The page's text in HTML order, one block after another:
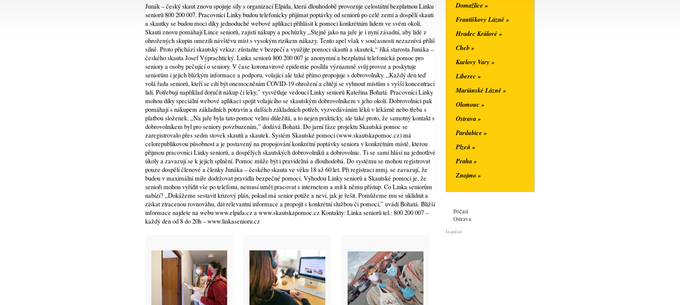
Junák – český skaut znovu spojuje síly s organizací Elpida, která dlouhodobě provozuje celostátní bezplatnou Linku
seniorů 800 200 007. Pracovníci Linky budou telefonicky přijímat poptávky od seniorů po celé zemi a dospělí skauti
a skautky se budou moci díky jednoduché webové aplikaci přihlásit k pomoci konkrétním lidem ve svém okolí.
Skauti znovu pomáhají Lince seniorů, zajistí nákupy a pochůzky „Stejně jako na jaře je i nyní zásadní, aby lidé z
ohrožených skupin omezili návštěvu míst s vysokým rizikem nákazy. Tento apel však v současnosti nezaznívá příliš
silně. Proto přichází skautský vzkaz: zůstaňte v bezpečí a využijte pomoci skautů a skautek,“ říká starosta Junáka –
českého skauta Josef Výprachtický. Linka seniorů 800 200 007 je anonymní a bezplatná telefonická pomoc pro
seniory a osoby pečující o seniory. V čase koronavirové epidemie posílila významně svůj provoz a poskytuje
seniorům i jejich blízkým informace a podporu, volající ale také přímo propojuje s dobrovolníky. „Každý den teď
volá řada seniorů, kteří se cítí být onemocněním COVID-19 ohrožení a chtějí se vyhnout místům s vyšší koncentrací
lidí. Potřebují například doručit nákup či léky,” vysvětluje vedoucí Linky seniorů Kateřina Bohatá. Pracovníci Linky
mohou díky speciální webové aplikaci spojit volajícího se skautským dobrovolníkem v jeho okolí. Dobrovolníci pak
pomáhají s nákupem základních potravin a dalších základních potřeb, vyzvedáváním léků v lékárně nebo třeba s
platbou složenek. „Na jaře byla tato pomoc velmi důležitá, a to nejen prakticky, ale také proto, že samotný kontakt s
dobrovolníkem byl pro seniory povzbuzením,” dodává Bohatá. Do jarní fáze projektu Skautská pomoc se
zaregistrovalo přes sedm stovek skautů a skautek. Systém Skautské pomoci (www.skautskapomoc.cz) má
celorepublikovou působnost a je postavený na propojování konkrétní poptávky seniora v konkrétním místě, kterou
přijmou pracovníci Linky seniorů, a dospělých skautských dobrovolníků a dobrovolnic. Ti se sami hlásí na jednotlivé
úkoly a zavazují se k jejich splnění. Pomoc může být i pravidelná a dlouhodobá. Do systému se mohou registrovat
pouze dospělí členové a členky Junáka – českého skauta ve věku 18 až 60 let. Při registraci mmj. se zavazují, že
budou v maximální míře dodržovat pravidla bezpečné pomoci. Výhodou Linky seniorů a Skautské pomoci je, že
senioři mohou vyřídit vše po telefonu, nemusí umět pracovat s internetem a mít k němu přístup. Co Linka seniorům
nabízí? „Dokážeme sestavit krizový plán, pokud má senior potíže a neví, jak je řešit. Pomůžeme mu se uklidnit a
získat ztracenou rovnováhu, dát relevantní informace a propojit s konkrétní službou či pomocí,” uvádí Bohatá. Bližší
informace najdete na webu www.elpida.cz a www.skautskapomoc.cz Kontakty: Linka seniorů tel.: 800 200 007 –
každý den od 8 do 20h – www.linkasenioru.cz
Domažlice »
Františkovy Lázně »
Hradec Králové »
Cheb »
Karlovy Vary »
Liberec »
Mariánské Lázně »
Olomouc »
Ostrava »
Pardubice »
Plzeň »
Praha »
Znojmo »
Počasí
Ostrava
In-počasí